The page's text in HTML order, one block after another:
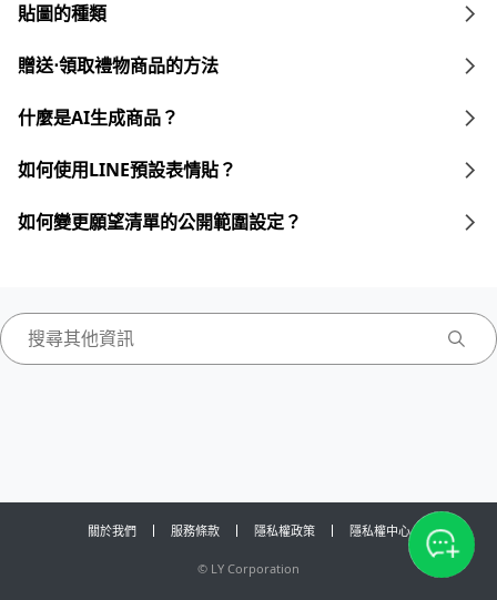
貼圖的種類
贈送⋅領取禮物商品的方法
什麼是AI生成商品？
如何使用LINE預設表情貼？
如何變更願望清單的公開範圍設定？
關於我們 服務條款 隱私權政策 隱私權中心
© LY Corporation